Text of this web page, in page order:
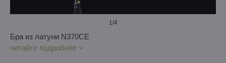
1/4
Бра из латуни N370CE
читайте подробнее